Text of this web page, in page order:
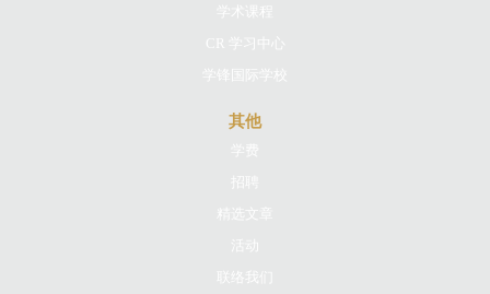
CR 学习中心
学锋国际学校
其他
精选文章
联络我们